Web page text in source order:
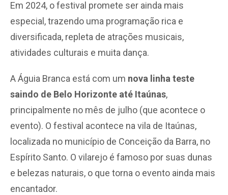
Em 2024, o festival promete ser ainda mais
especial, trazendo uma programação rica e
diversificada, repleta de atrações musicais,
atividades culturais e muita dança.
A Águia Branca está com um nova linha teste
saindo de Belo Horizonte até Itaúnas,
principalmente no mês de julho (que acontece o
evento). O festival acontece na vila de Itaúnas,
localizada no município de Conceição da Barra, no
Espírito Santo. O vilarejo é famoso por suas dunas
e belezas naturais, o que torna o evento ainda mais
encantador.